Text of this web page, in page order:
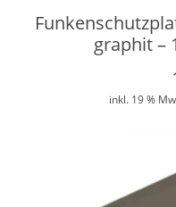
graphit –
inkl. 19 %